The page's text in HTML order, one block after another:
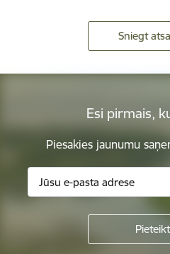
Sniegt
Esi pirmais,
Piesakies jaunumu